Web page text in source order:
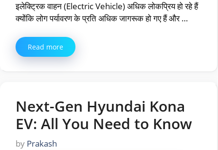
इलेक्ट्रिक वाहन (Electric Vehicle) अधिक लोकप्रिय हो रहे हैं
क्योंकि लोग पर्यावरण के प्रति अधिक जागरूक हो गए हैं और …
Read more
Next-Gen Hyundai Kona
EV: All You Need to Know
by Prakash